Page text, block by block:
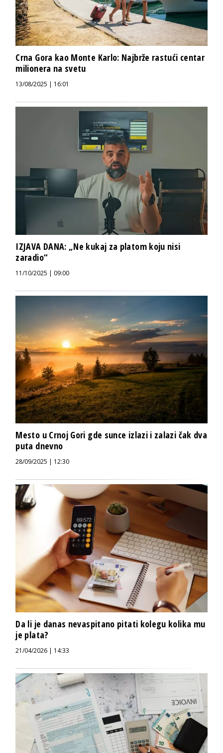
Crna Gora kao Monte Karlo: Najbrže rastući centar
milionera na svetu
13/08/2025 | 16:01
IZJAVA DANA: „Ne kukaj za platom koju nisi
zaradio“
11/10/2025 | 09:00
Mesto u Crnoj Gori gde sunce izlazi i zalazi čak dva
puta dnevno
28/09/2025 | 12:30
Da li je danas nevaspitano pitati kolegu kolika mu
je plata?
21/04/2026 | 14:33